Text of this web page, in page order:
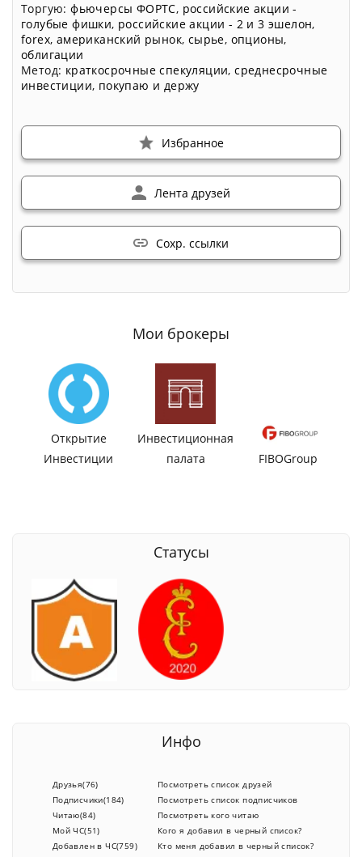
Торгую:фьючерсы ФОРТС, российские акции -
голубые фишки, российские акции - 2 и 3 эшелон,
forex, американский рынок, сырье, опционы,
облигации
Метод: краткосрочные спекуляции,среднесрочные
инвестиции, покупаю и держу
Избранное
Лента друзей
Сохр. ссылки
Мои брокеры
Открытие
Инвестиции
Инвестиционная
палата
FIBOGroup
Статусы
Инфо
Друзья(76)
Подписчики(184)
Читаю(84)
Мой ЧС(51)
Добавлен в ЧС(759)
Посмотреть список друзей
Посмотреть список подписчиков
Посмотреть кого читаю
Кого я добавил в черный список?
Кто меня добавил в черный список?